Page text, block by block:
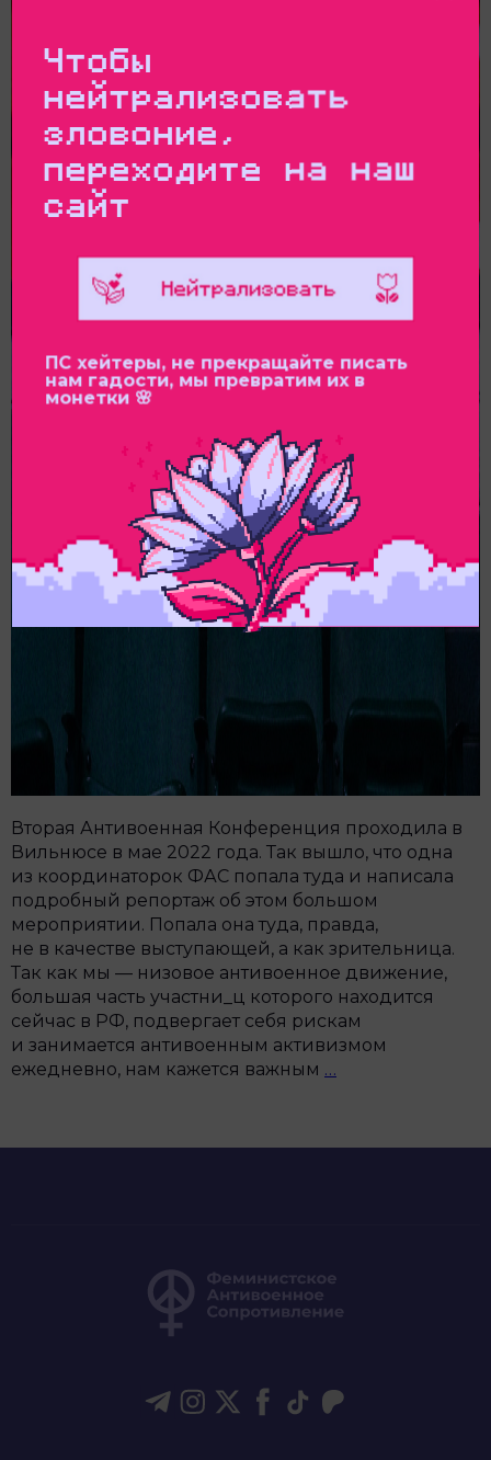
Вторая Антивоенная Конференция проходила в
Вильнюсе в мае 2022 года. Так вышло, что одна
из координаторок ФАС попала туда и написала
подробный репортаж об этом большом
мероприятии. Попала она туда, правда,
не в качестве выступающей, а как зрительница.
Так как мы — низовое антивоенное движение,
большая часть участни_ц которого находится
сейчас в РФ, подвергает себя рискам
и занимается антивоенным активизмом
ежедневно, нам кажется важным …
Чтобы
нейтрализовать
зловоние,
переходите на наш
сайт
ПС хейтеры, не прекращайте писать
нам гадости, мы превратим их в
монетки 🌸